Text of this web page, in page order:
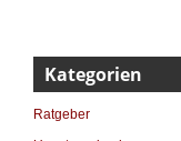
Kategorien
Ratgeber